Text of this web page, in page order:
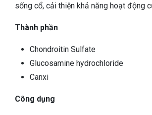
sống cổ, cải thiện khả năng hoạt động
Thành phần
Chondroitin Sulfate
Glucosamine hydrochloride
Canxi
Công dụng